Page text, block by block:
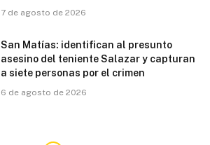
7 de agosto de 2026
San Matías: identifican al presunto
asesino del teniente Salazar y capturan
a siete personas por el crimen
6 de agosto de 2026